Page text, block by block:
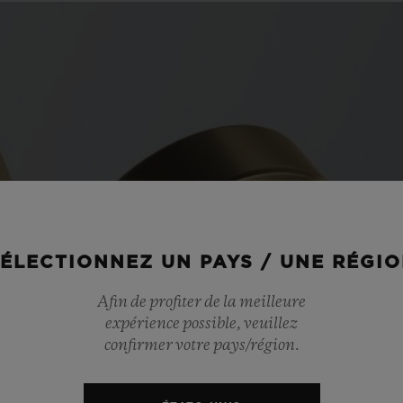
UN PAYS / UNE
Afin de profiter de la meilleure
expérience possible, veuillez
confirmer votre pays/région.